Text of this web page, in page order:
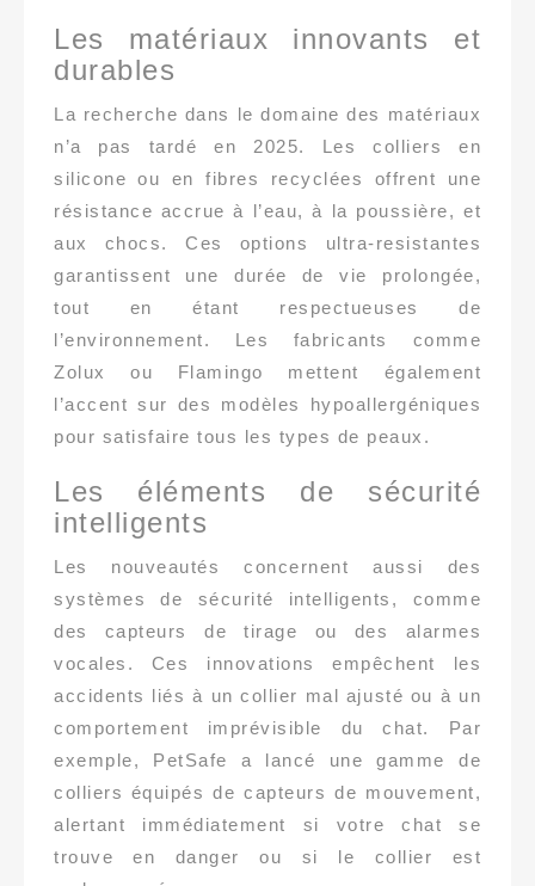
Les matériaux innovants et
durables
La recherche dans le domaine des matériaux
n’a pas tardé en 2025. Les colliers en
silicone ou en fibres recyclées offrent une
résistance accrue à l’eau, à la poussière, et
aux chocs. Ces options ultra-resistantes
garantissent une durée de vie prolongée,
tout en étant respectueuses de
l’environnement. Les fabricants comme
Zolux ou Flamingo mettent également
l’accent sur des modèles hypoallergéniques
pour satisfaire tous les types de peaux.
Les éléments de sécurité
intelligents
Les nouveautés concernent aussi des
systèmes de sécurité intelligents, comme
des capteurs de tirage ou des alarmes
vocales. Ces innovations empêchent les
accidents liés à un collier mal ajusté ou à un
comportement imprévisible du chat. Par
exemple, PetSafe a lancé une gamme de
colliers équipés de capteurs de mouvement,
alertant immédiatement si votre chat se
trouve en danger ou si le collier est